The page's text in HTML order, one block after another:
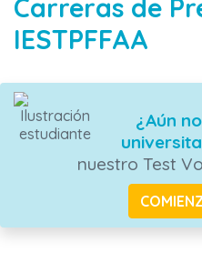
Carreras de
IESTPFFAA
¿Aún
nuestro Test